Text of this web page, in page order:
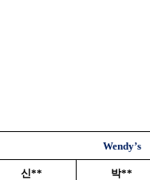
Wendy’s
신** 박**